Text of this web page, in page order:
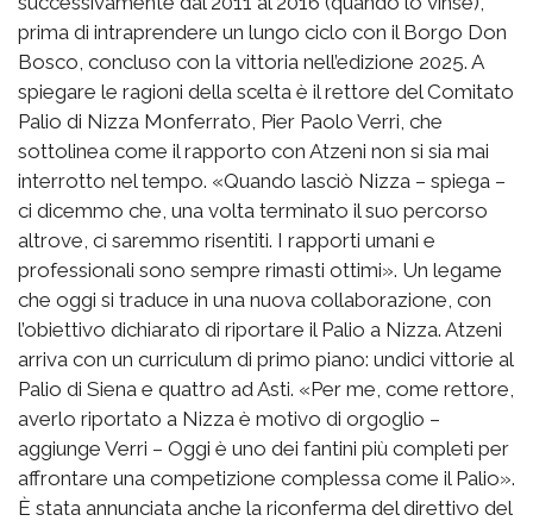
prima di intraprendere un lungo ciclo con il Borgo Don
Bosco, concluso con la vittoria nell’edizione 2025. A
spiegare le ragioni della scelta è il rettore del Comitato
Palio di Nizza Monferrato, Pier Paolo Verri, che
sottolinea come il rapporto con Atzeni non si sia mai
interrotto nel tempo. «Quando lasciò Nizza – spiega –
ci dicemmo che, una volta terminato il suo percorso
altrove, ci saremmo risentiti. I rapporti umani e
professionali sono sempre rimasti ottimi». Un legame
che oggi si traduce in una nuova collaborazione, con
l’obiettivo dichiarato di riportare il Palio a Nizza. Atzeni
arriva con un curriculum di primo piano: undici vittorie al
Palio di Siena e quattro ad Asti. «Per me, come rettore,
averlo riportato a Nizza è motivo di orgoglio –
aggiunge Verri – Oggi è uno dei fantini più completi per
affrontare una competizione complessa come il Palio».
È stata annunciata anche la riconferma del direttivo del